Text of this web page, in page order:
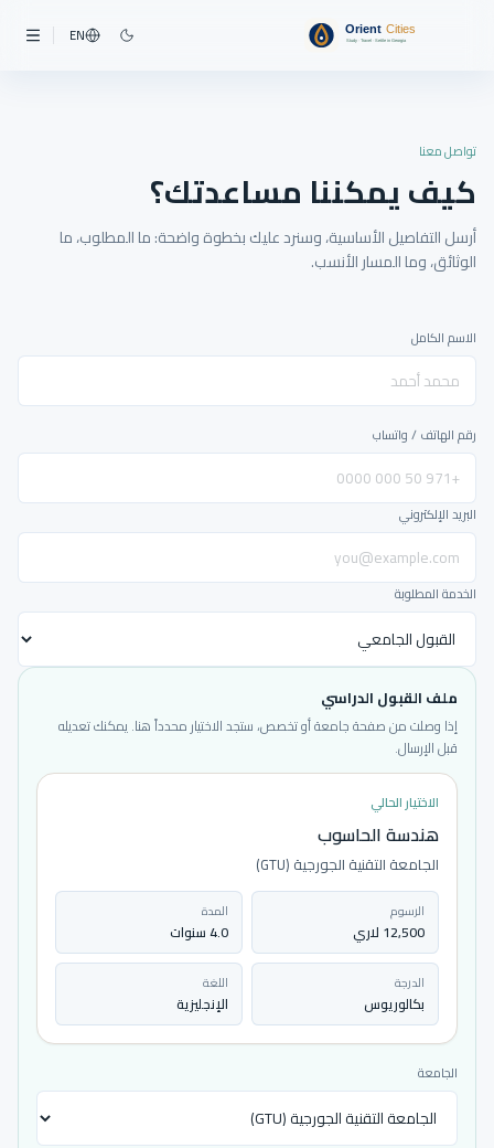
EN
تواصل معنا
كيف يمكننا مساعدتك؟
أرسل التفاصيل الأساسية، وسنرد عليك بخطوة واضحة: ما المطلوب، ما
الوثائق، وما المسار الأنسب.
الاسم الكامل
رقم الهاتف / واتساب
البريد الإلكتروني
الخدمة المطلوبة
ملف القبول الدراسي
إذا وصلت من صفحة جامعة أو تخصص، ستجد الاختيار محدداً هنا. يمكنك تعديله
قبل الإرسال.
الاختيار الحالي
هندسة الحاسوب
الجامعة التقنية الجورجية (GTU)
الرسوم
12,500 لاري
المدة
4.0 سنوات
الدرجة
بكالوريوس
اللغة
الإنجليزية
الجامعة